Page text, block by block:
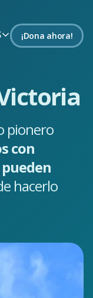
¡Dona ahora!
pionero
con
hacerlo